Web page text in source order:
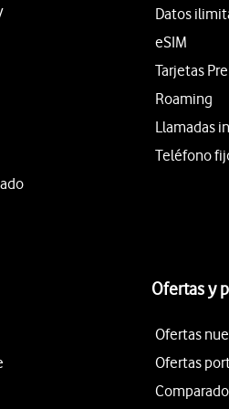
Datos
eSIM
Tarjetas
Roaming
Llamadas
Teléfono
Ofertas y
Ofertas
Ofertas